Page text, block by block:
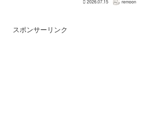
2026.07.15 remoon
スポンサーリンク